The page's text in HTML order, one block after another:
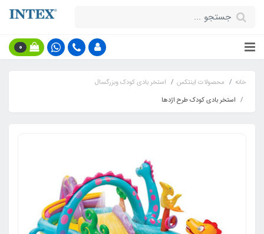
0
خانه محصولات اینتکس
استخر بادی کودک وبزرگسال
استخر بادی کودک طرح اژدها